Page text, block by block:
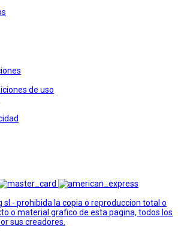
de uso
- prohibida la copia o reproduccion total o
o material grafico de esta pagina, todos los
sus creadores.